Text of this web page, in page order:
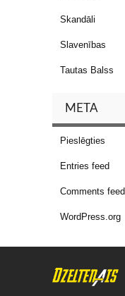
Skandāli
Slavenības
Tautas Balss
META
Pieslēgties
Entries feed
Comments feed
WordPress.org